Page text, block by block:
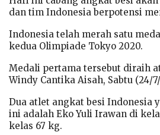
dan tim Indonesia berpotensi
Indonesia telah merah satu
kedua Olimpiade Tokyo 2020.
Medali pertama tersebut diraih
Windy Cantika Aisah, Sabtu (24/
Dua atlet angkat besi Indonesia
ini adalah Eko Yuli Irawan di
kelas 67 kg.